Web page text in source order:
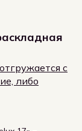
с
либо